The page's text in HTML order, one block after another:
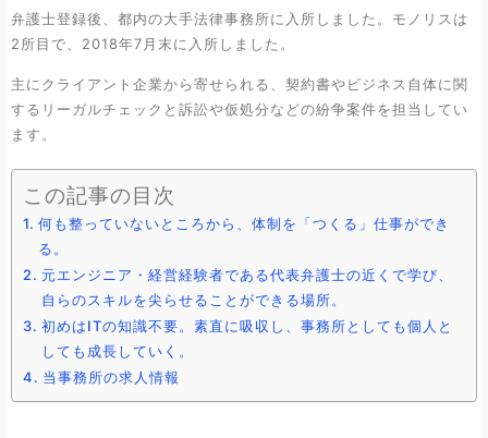
弁護士登録後、都内の大手法律事務所に入所しました。モノリスは
2所目で、2018年7月末に入所しました。
主にクライアント企業から寄せられる、契約書やビジネス自体に関
するリーガルチェックと訴訟や仮処分などの紛争案件を担当してい
ます。
この記事の目次
何も整っていないところから、体制を「つくる」仕事ができ
る。
元エンジニア・経営経験者である代表弁護士の近くで学び、
自らのスキルを尖らせることができる場所。
初めはITの知識不要。素直に吸収し、事務所としても個人と
しても成長していく。
当事務所の求人情報